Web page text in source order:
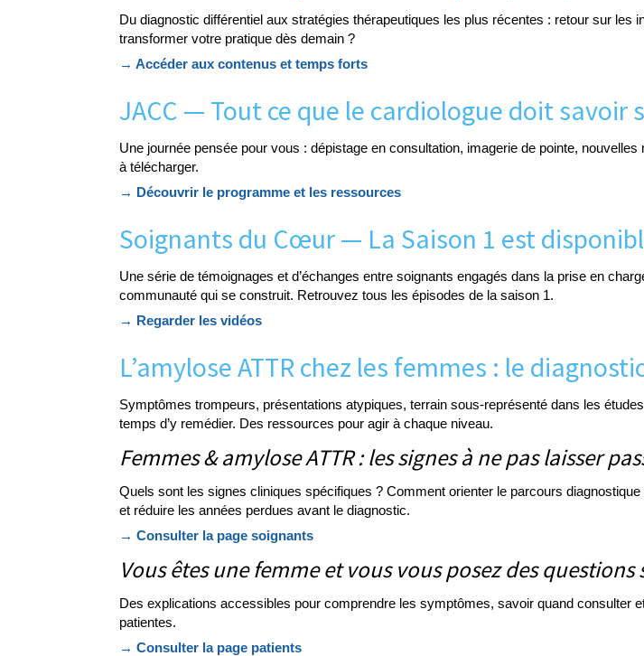
Du diagnostic différentiel aux stratégies thérapeutiques les plus récentes : retour sur
transformer votre pratique dès demain ?
→ Accéder aux contenus et temps forts
JACC — Tout ce que le cardiologue doit savoir
Une journée pensée pour vous : dépistage en consultation, imagerie de pointe,
à télécharger.
→ Découvrir le programme et les ressources
Soignants du Cœur — La Saison 1 est
Une série de témoignages et d’échanges entre soignants engagés dans la prise en
communauté qui se construit. Retrouvez tous les épisodes de la saison 1.
→ Regarder les vidéos
L’amylose ATTR chez les femmes : le
Symptômes trompeurs, présentations atypiques, terrain sous-représenté dans les
temps d’y remédier. Des ressources pour agir à chaque niveau.
Femmes & amylose ATTR : les signes à ne pas laisser
Quels sont les signes cliniques spécifiques ? Comment orienter le parcours
et réduire les années perdues avant le diagnostic.
→ Consulter la page soignants
Vous êtes une femme et vous vous posez des questions
Des explications accessibles pour comprendre les symptômes, savoir quand consulter
patientes.
→ Consulter la page patients